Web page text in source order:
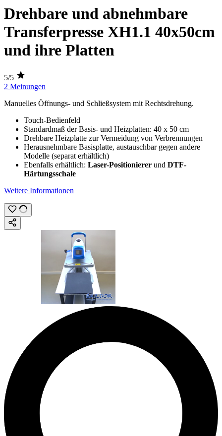
Drehbare und abnehmbare
Transferpresse XH1.1 40x50cm
und ihre Platten
5/5
2 Meinungen
Manuelles Öffnungs- und Schließsystem mit Rechtsdrehung.
Touch-Bedienfeld
Standardmaß der Basis- und Heizplatten: 40 x 50 cm
Drehbare Heizplatte zur Vermeidung von Verbrennungen
Herausnehmbare Basisplatte, austauschbar gegen andere
Modelle (separat erhältlich)
Ebenfalls erhältlich: Laser-Positionierer und DTF-
Härtungsschale
Weitere Informationen